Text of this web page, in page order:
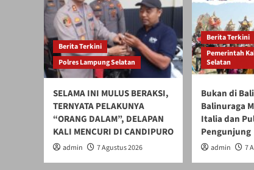
Berita Terkini
Polres Lampung Selatan
SELAMA INI MULUS BERAKSI,
TERNYATA PELAKUNYA
“ORANG DALAM”, DELAPAN
KALI MENCURI DI CANDIPURO
admin 7 Agustus 2026
Berita Terkini
Pemerintah
Selatan
Bukan di
Balinuraga
Italia dan
Pengunjung
admin 7